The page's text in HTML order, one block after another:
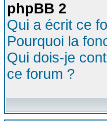
phpBB 2
Qui a écrit ce
Pourquoi la
Qui dois-je
ce forum ?